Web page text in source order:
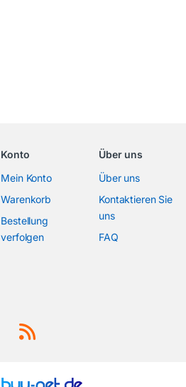
Konto
Mein Konto
Warenkorb
Bestellung
verfolgen
Über uns
Über uns
Kontaktieren Sie
uns
FAQ